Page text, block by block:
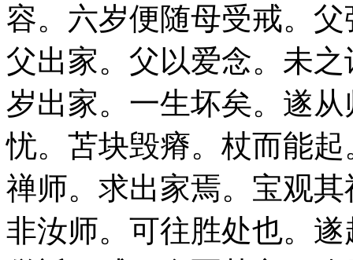
容。六岁便随母受戒。
父出家。父以爱念。未
岁出家。一生坏矣。遂
忧。苫块毁瘠。杖而能
禅师。求出家焉。宝观
非汝师。可往胜处也。